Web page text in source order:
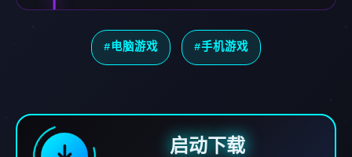
#电脑游戏 #手机游戏
启动下载